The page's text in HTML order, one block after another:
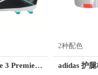
Umbro Medusae 3 Premier FG
2种配色
adidas 护